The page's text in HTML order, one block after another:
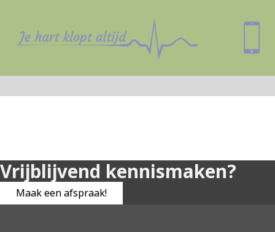
Vrijblijvend kennismaken?
Maak een afspraak!